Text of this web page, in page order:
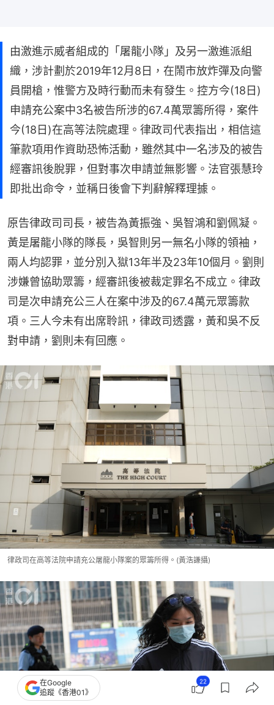
由激進示威者組成的「屠龍小隊」及另一激進派組
織，涉計劃於2019年12月8日，在鬧市放炸彈及向警
員開槍，惟警方及時行動而未有發生。控方今(18日)
申請充公案中3名被告所涉的67.4萬眾籌所得，案件
今(18日)在高等法院處理。律政司代表指出，相信這
筆款項用作資助恐怖活動，雖然其中一名涉及的被告
經審訊後脫罪，但對事次申請並無影響。法官張慧玲
即批出命令，並稱日後會下判辭解釋理據。
原告律政司司長，被告為黃振強、吳智鴻和劉佩凝。
黃是屠龍小隊的隊長，吳智則另一無名小隊的領袖，
兩人均認罪，並分別入獄13年半及23年10個月。劉則
涉嫌曾協助眾籌，經審訊後被裁定罪名不成立。律政
司是次申請充公三人在案中涉及的67.4萬元眾籌款
項。三人今未有出席聆訊，律政司透露，黃和吳不反
對申請，劉則未有回應。
律政司在高等法院申請充公屠龍小隊案的眾籌所得。(黃浩謙攝)
在Google
追蹤《香港01》
22